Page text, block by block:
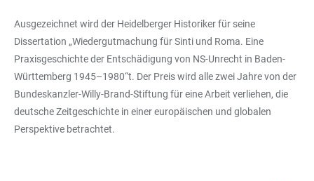
Ausgezeichnet wird der Heidelberger Historiker für seine
Dissertation „Wiedergutmachung für Sinti und Roma. Eine
Praxisgeschichte der Entschädigung von NS-Unrecht in Baden-
Württemberg 1945–1980“t. Der Preis wird alle zwei Jahre von der
Bundeskanzler-Willy-Brand-Stiftung für eine Arbeit verliehen, die
deutsche Zeitgeschichte in einer europäischen und globalen
Perspektive betrachtet.